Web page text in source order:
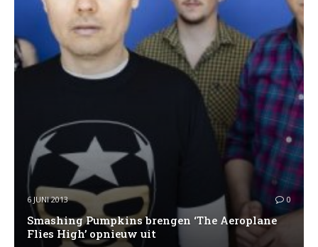
6 JUNI 2013 0
Smashing Pumpkins brengen ‘The Aeroplane
Flies High’ opnieuw uit